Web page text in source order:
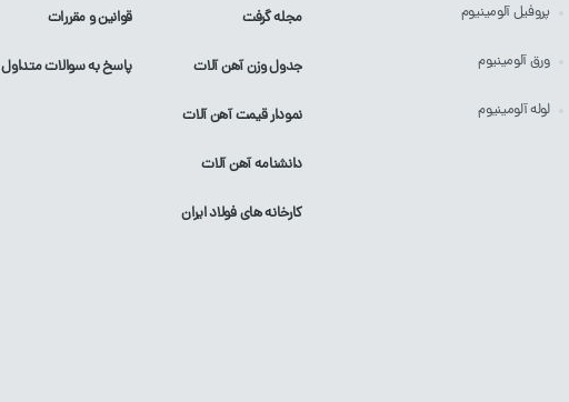
پروفیلآلومینیوم
ورقآلومینیوم
لولهآلومینیوم
مجله گرفت
جدول وزن آهن آلات
نمودار قیمت آهن آلات
دانشنامه آهن آلات
کارخانه های فولاد ایران
قوانین و مقررات
پاسخ به سوالات متداول